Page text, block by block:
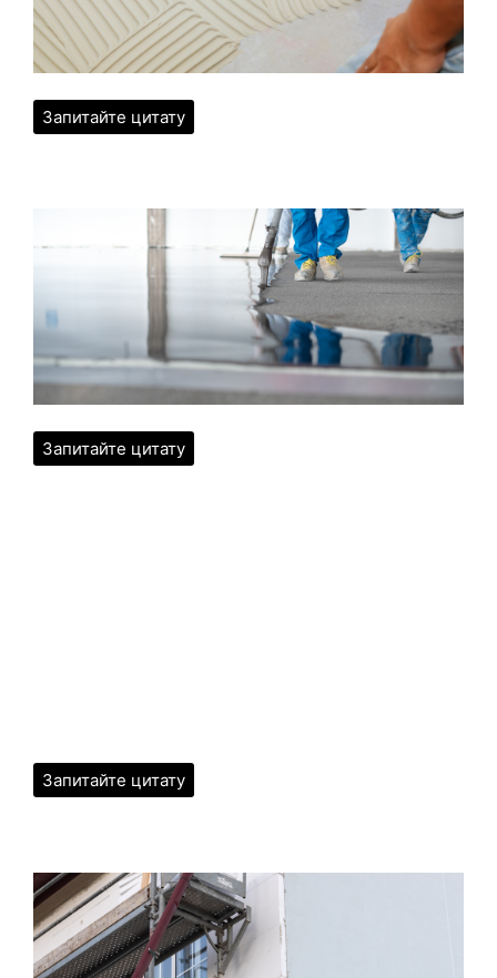
Запитайте цитату
Запитайте цитату
Запитайте цитату